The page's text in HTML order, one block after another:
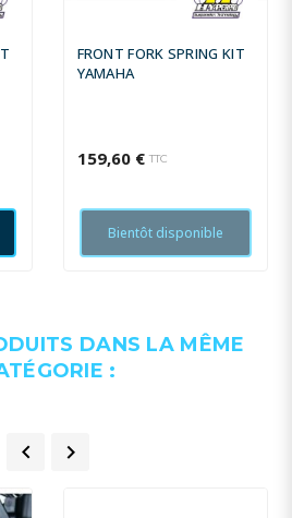
FRONT FORK SPRING KIT
YAMAHA
159,60 € TTC
Bientôt disponible
DANS LA MÊME
:
 